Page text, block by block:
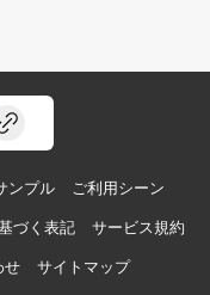
ンプル ご利用シーン
づく表記 サービス規約
せ サイトマップ